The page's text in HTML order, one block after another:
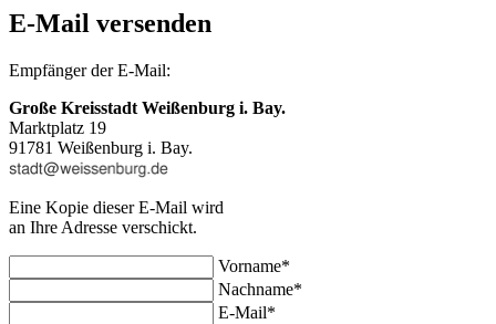
E-Mail versenden
Empfänger der E-Mail:
Große Kreisstadt Weißenburg i. Bay.
Marktplatz 19
91781 Weißenburg i. Bay.
Eine Kopie dieser E-Mail wird
an Ihre Adresse verschickt.
Vorname*
Nachname*
E-Mail*